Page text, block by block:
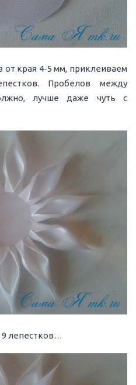
от края 4-5 мм, приклеиваем
Пробелов между
лучше даже чуть с
9 лепестков…